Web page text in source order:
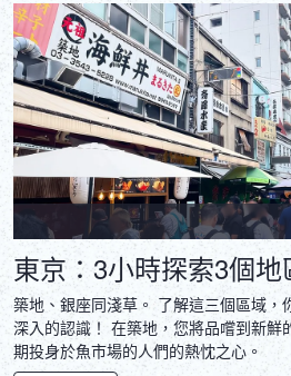
④ Dressing ⑤ Photo shoot (geisha
all makeup will be removed, if you
experience, please bring your own
data (SD card) ⑧ End
東京：3小時探索3個
築地、銀座同淺草。 了解這三個區域，
深入的認識！ 在築地，您將品嚐到新鮮
期投身於魚市場的人們的熱忱之心。